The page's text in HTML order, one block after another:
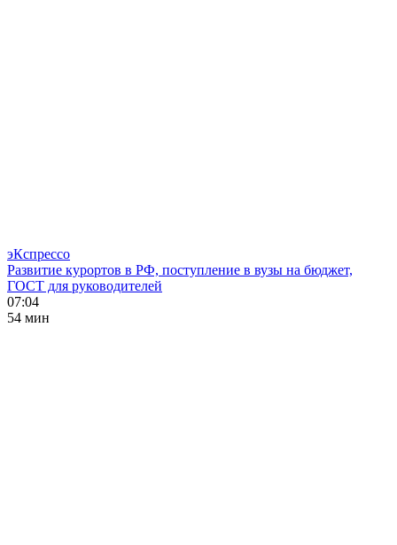
эКспрессо
Развитие курортов в РФ, поступление в вузы на бюджет,
ГОСТ для руководителей
07:04
54 мин